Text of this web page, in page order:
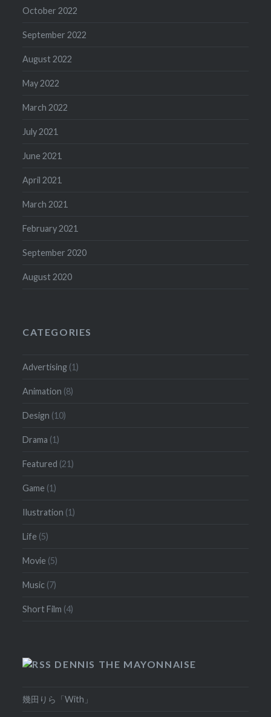
October 2022
September 2022
August 2022
May 2022
March 2022
July 2021
June 2021
April 2021
March 2021
February 2021
September 2020
August 2020
CATEGORIES
Advertising (1)
Animation (8)
Design (10)
Drama (1)
Featured (21)
Game (1)
Ilustration (1)
Life (5)
Movie (5)
Music (7)
Short Film (4)
DENNIS THE MAYONNAISE
幾田りら「With」